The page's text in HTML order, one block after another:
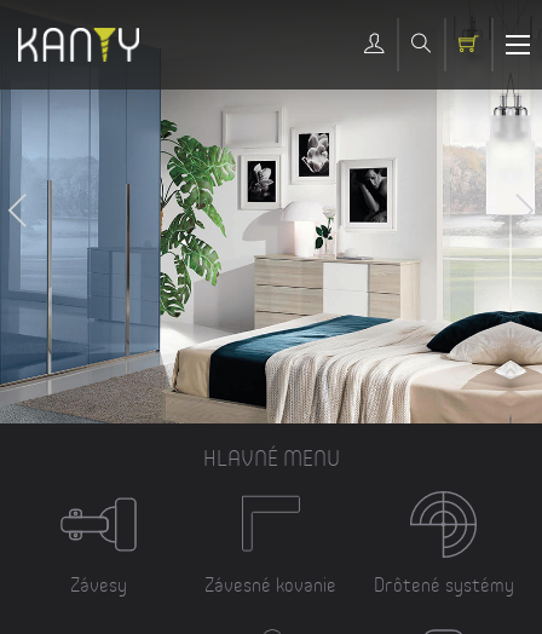
HLAVNÉ MENU
Závesy Závesné kovanie Drôtené systémy